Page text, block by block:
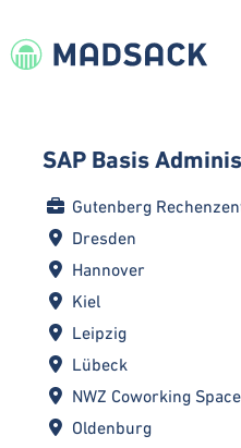
SAP Basis
Gutenberg
Dresden
Hannover
Kiel
Leipzig
Lübeck
NWZ Coworking
Oldenburg